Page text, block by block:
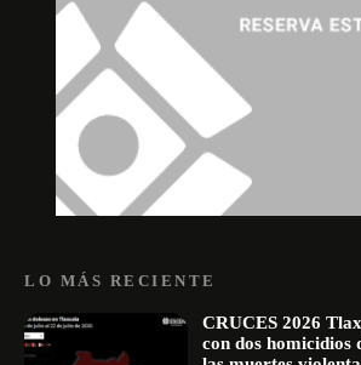
LO MÁS RECIENTE
CRUCES 2026
con dos homicidios